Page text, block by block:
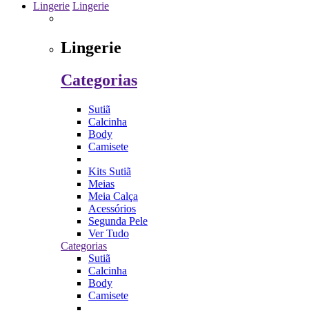
Lingerie Lingerie
Lingerie
Categorias
Sutiã
Calcinha
Body
Camisete
Kits Sutiã
Meias
Meia Calça
Acessórios
Segunda Pele
Ver Tudo
Categorias
Sutiã
Calcinha
Body
Camisete